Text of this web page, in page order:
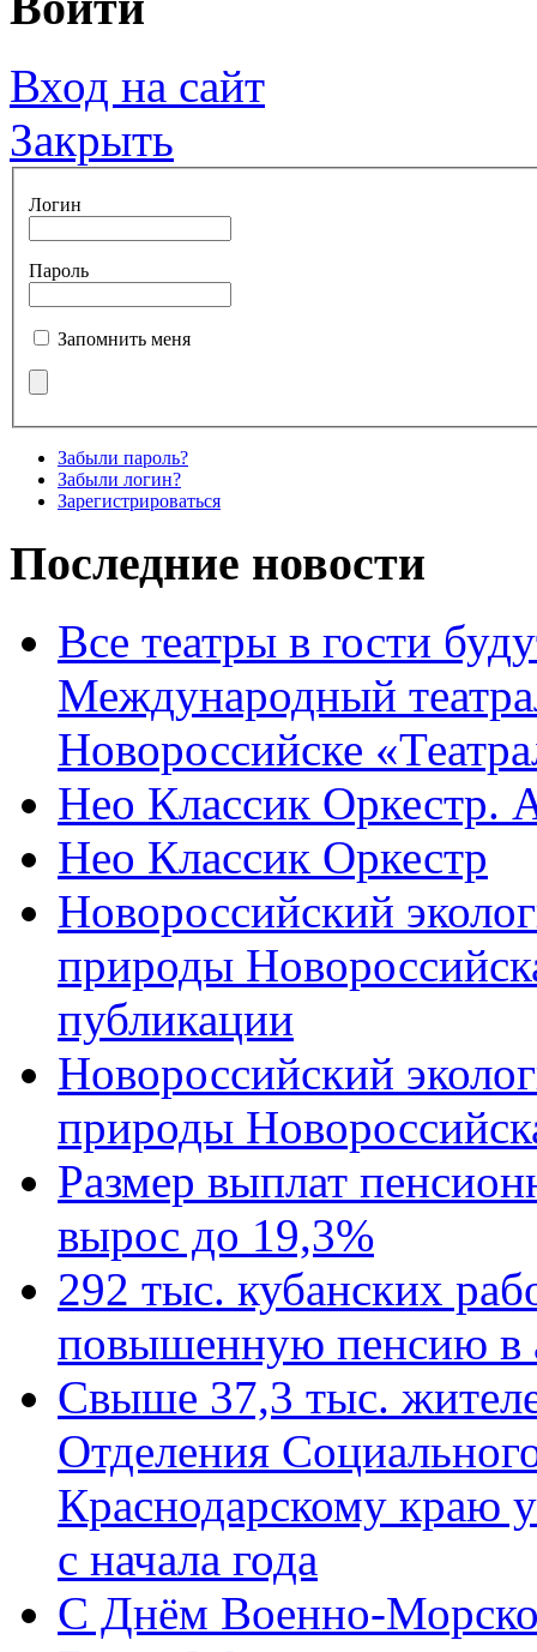
Вход на сайт
Закрыть
Логин
Пароль
Запомнить меня
Забыли пароль?
Забыли логин?
Зарегистрироваться
Последние новости
Все театры в гости
Международный
Новороссийске
Нео Классик Оркестр.
Нео Классик Оркестр
Новороссийский
природы
публикации
Новороссийский
природы
Размер выплат
вырос до 19,3%
292 тыс. кубанских
повышенную пенсию в
Свыше 37,3 тыс.
Отделения
Краснодарскому краю
с начала года
C Днём Военно-